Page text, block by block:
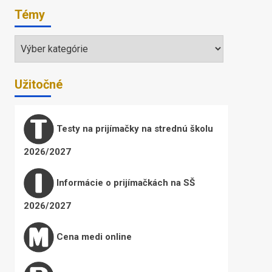
Témy
Témy
Užitočné
Testy na prijímačky na strednú školu
2026/2027
Informácie o prijímačkách na SŠ
2026/2027
Cena medi online